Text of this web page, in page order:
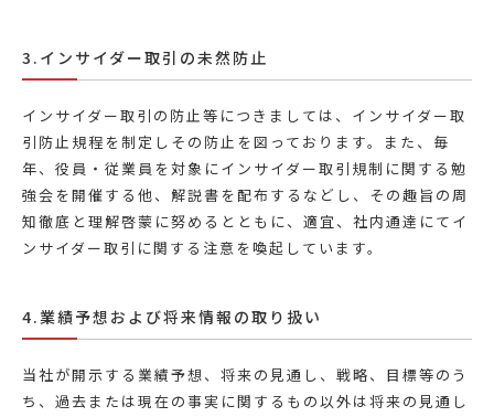
3.インサイダー取引の未然防止
インサイダー取引の防止等につきましては、インサイダー取
引防止規程を制定しその防止を図っております。また、毎
年、役員・従業員を対象にインサイダー取引規制に関する勉
強会を開催する他、解説書を配布するなどし、その趣旨の周
知徹底と理解啓蒙に努めるとともに、適宜、社内通達にてイ
ンサイダー取引に関する注意を喚起しています。
4.業績予想および将来情報の取り扱い
当社が開示する業績予想、将来の見通し、戦略、目標等のう
ち、過去または現在の事実に関するもの以外は将来の見通し